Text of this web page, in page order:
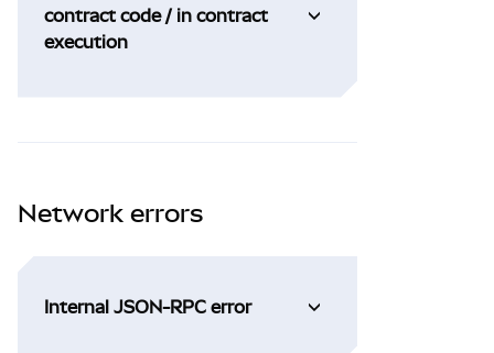
contract code / in contract
execution
Network errors
Internal JSON-RPC error